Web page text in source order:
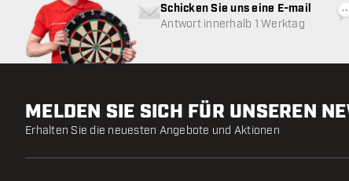
Schicken Sie uns eine E-mail
Antwort innerhalb 1 Werktag
MELDEN SIE SICH FÜR UNSEREN
Erhalten Sie die neuesten Angebote und Aktionen